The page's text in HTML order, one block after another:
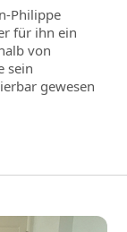
für ihn ein
von
sein
gewesen